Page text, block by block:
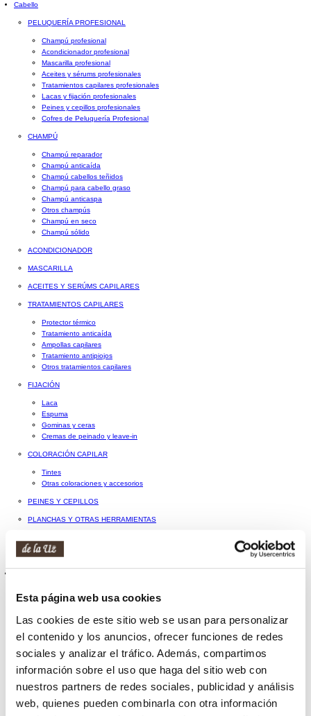
Esta página web usa cookies
Las cookies de este sitio web se usan para personalizar
el contenido y los anuncios, ofrecer funciones de redes
sociales y analizar el tráfico. Además, compartimos
información sobre el uso que haga del sitio web con
nuestros partners de redes sociales, publicidad y análisis
web, quienes pueden combinarla con otra información
Cabello
PELUQUERÍA PROFESIONAL
Champú profesional
Acondicionador profesional
Mascarilla profesional
Aceites y sérums profesionales
Tratamientos capilares profesionales
Lacas y fijación profesionales
Peines y cepillos profesionales
Cofres de Peluquería Profesional
CHAMPÚ
Champú reparador
Champú anticaída
Champú cabellos teñidos
Champú para cabello graso
Champú anticaspa
Otros champús
Champú en seco
Champú sólido
ACONDICIONADOR
MASCARILLA
ACEITES Y SERÚMS CAPILARES
TRATAMIENTOS CAPILARES
Protector térmico
Tratamiento anticaída
Ampollas capilares
Tratamiento antipiojos
Otros tratamientos capilares
FIJACIÓN
Laca
Espuma
Gominas y ceras
Cremas de peinado y leave-in
COLORACIÓN CAPILAR
Tintes
Otras coloraciones y accesorios
PEINES Y CEPILLOS
PLANCHAS Y OTRAS HERRAMIENTAS
MÉTODO CURLY
COFRES DE COSMÉTICA CORPORAL MASCULINA
HIGIENE MASCULINA